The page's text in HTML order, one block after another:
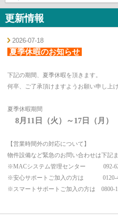
更新情報
2026-07-18
夏季休暇のお知らせ
下記の期間、夏季休暇を頂きます。
何卒、ご了承頂けますようお願い申し上げ
夏季休暇期間
8月11日（火）～17日（月）
【営業時間外の対応について】
物件設備など緊急のお問い合わせは下記
※MACシステム管理センター 092-
※安心サポートご加入の方は 0120-
※スマートサポートご加入の方は 0800-